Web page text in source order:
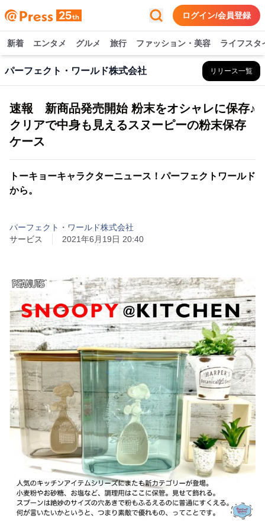
ログイン/会員登録
新着 エンタメ グルメ 旅行 ファッション・美容 ライフスタ
パーフェクト・ワールド株式会社 リリース一覧
速報 新商品発売開始 粉末をオシャレに保存♪
クリアで中身も見えるスヌーピーの粉末保存
ケース
トーキョーキャラクターニュース！パーフェクトワールド
から。
パーフェクト・ワールド株式会社
サービス
2021年6月19日 20:40